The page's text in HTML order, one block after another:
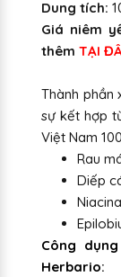
Dung tích:
Giá niêm
thêm TẠI
Thành phần
sự kết hợp
Việt Nam
Rau
Diếp
Công
Herbario: